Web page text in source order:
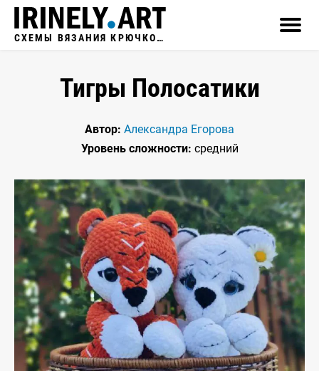
СХЕМЫ ВЯЗАНИЯ КРЮЧКОМ
Тигры Полосатики
Автор: Александра Егорова
Уровень сложности: средний